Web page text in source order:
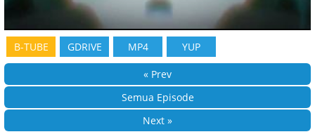
B-TUBE GDRIVE MP4 YUP
« Prev
Semua Episode
Next »